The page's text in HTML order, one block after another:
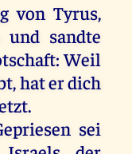
von Tyrus,
und sandte
:Weil
,haterdich
.
sei